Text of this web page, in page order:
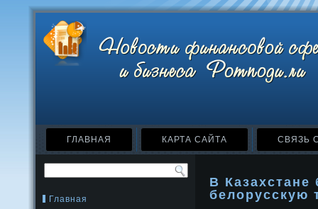
ГЛАВНАЯ КАРТА САЙТА СВЯЗЬ
Главная
В Казахстане
белорусскую